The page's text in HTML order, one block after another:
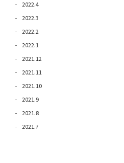
2022.4
2022.3
2022.2
2022.1
2021.12
2021.11
2021.10
2021.9
2021.8
2021.7